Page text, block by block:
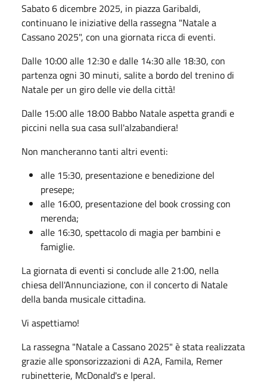
Sabato 6 dicembre 2025, in piazza Garibaldi,
continuano le iniziative della rassegna "Natale a
Cassano 2025", con una giornata ricca di eventi.
Dalle 10:00 alle 12:30 e dalle 14:30 alle 18:30, con
partenza ogni 30 minuti, salite a bordo del trenino di
Natale per un giro delle vie della città!
Dalle 15:00 alle 18:00 Babbo Natale aspetta grandi e
piccini nella sua casa sull'alzabandiera!
Non mancheranno tanti altri eventi:
alle 15:30, presentazione e benedizione del
presepe;
alle 16:00, presentazione del book crossing con
merenda;
alle 16:30, spettacolo di magia per bambini e
famiglie.
La giornata di eventi si conclude alle 21:00, nella
chiesa dell'Annunciazione, con il concerto di Natale
della banda musicale cittadina.
Vi aspettiamo!
La rassegna "Natale a Cassano 2025" è stata realizzata
grazie alle sponsorizzazioni di A2A, Famila, Remer
rubinetterie, McDonald's e Iperal.